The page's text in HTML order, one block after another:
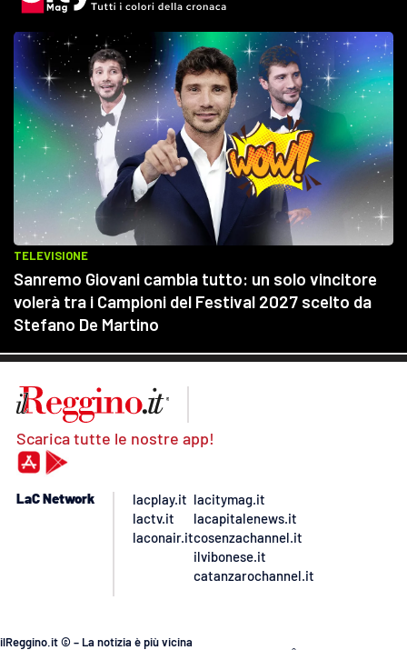
Scarica tutte le nostre app!
LaC Network
lacplay.it
lactv.it
laconair.it
lacitymag.it
lacapitalenews.it
cosenzachannel.it
ilvibonese.it
catanzarochannel.it
ilReggino.it © – La notizia è più vicina